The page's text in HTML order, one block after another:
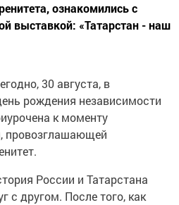
ознакомились с
выставкой: «Татарстан - наш
30 августа, в
рождения независимости
к моменту
провозглашающей
России и Татарстана
с другом. После того, как